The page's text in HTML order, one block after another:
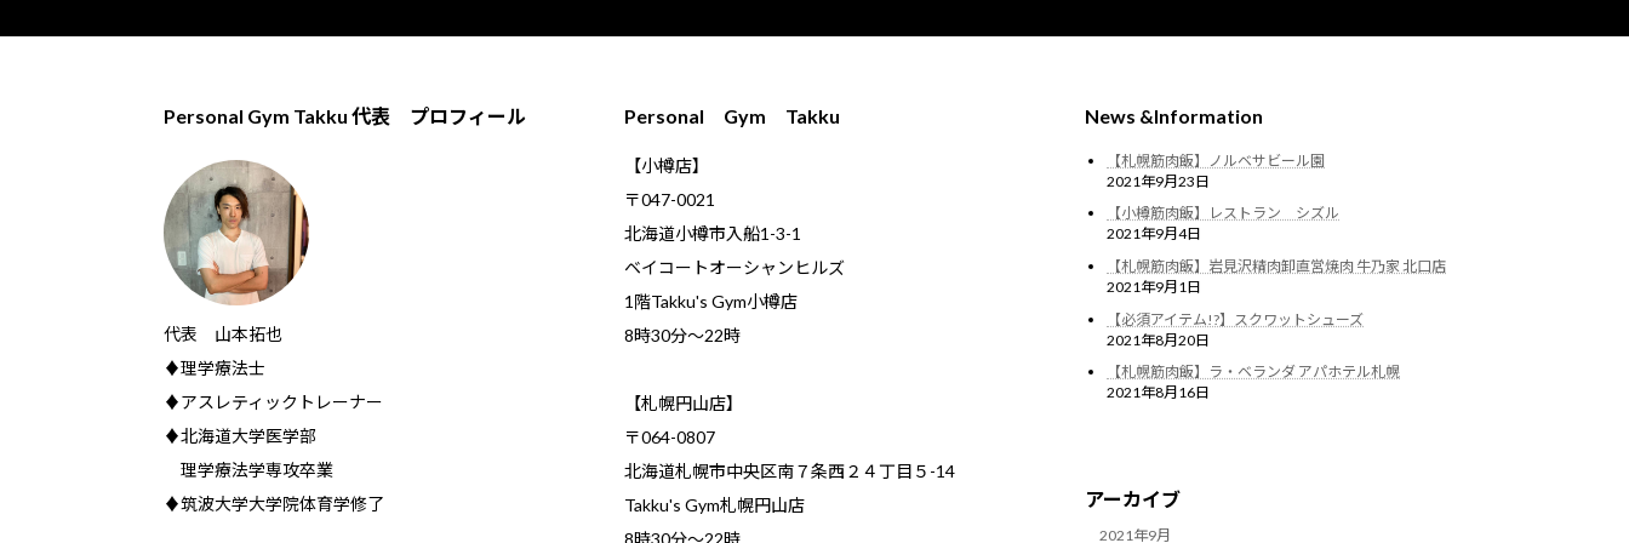
Personal Gym Takku 代表 プロフィール
代表 山本拓也
♦理学療法士
♦アスレティックトレーナー
♦北海道大学医学部
理学療法学専攻卒業
♦筑波大学大学院体育学修了
Personal Gym Takku
【小樽店】
〒047-0021
北海道小樽市入船1-3-1
ベイコートオーシャンヒルズ
1階Takku's Gym小樽店
​8時30分～22時
【札幌円山店】
〒064-0807
北海道札幌市中央区南７条西２４丁目５-14
Takku's Gym札幌円山店
8時30分～22時
News &Information
【札幌筋肉飯】ノルベサビール園
2021年9月23日
【小樽筋肉飯】レストラン シズル
2021年9月4日
【札幌筋肉飯】岩見沢精肉卸直営焼肉 牛乃家 北口店
2021年9月1日
【必須アイテム!?】スクワットシューズ
2021年8月20日
【札幌筋肉飯】ラ・ベランダ アパホテル札幌
2021年8月16日
アーカイブ
2021年9月